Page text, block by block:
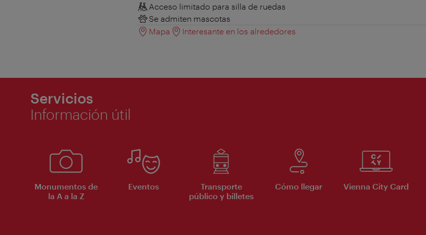
Acceso limitado para silla de ruedas
Se admiten mascotas
Mapa
Interesante en los alrededores
Servicios
Información útil
Monumentos de
la A a la Z
Eventos
Transporte
público y billetes
Cómo llegar Vienna City Card